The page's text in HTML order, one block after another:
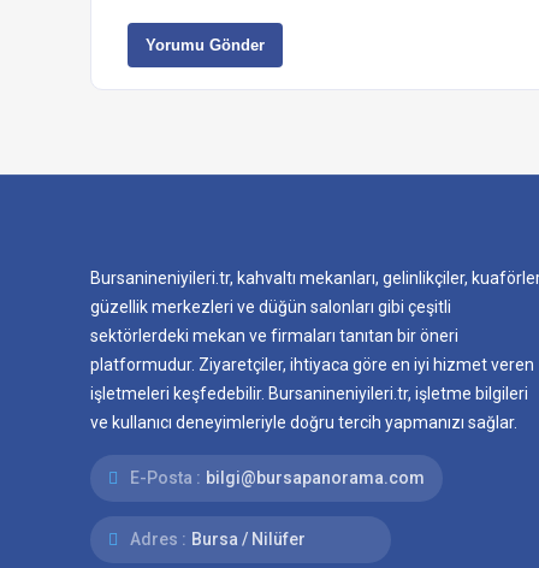
Yorumu Gönder
Bursanineniyileri.tr, kahvaltı mekanları, gelinlikçiler,
güzellik merkezleri ve düğün salonları gibi çeşitli
sektörlerdeki mekan ve firmaları tanıtan bir öneri
platformudur. Ziyaretçiler, ihtiyaca göre en iyi hizmet veren
işletmeleri keşfedebilir. Bursanineniyileri.tr, işletme bilgileri
ve kullanıcı deneyimleriyle doğru tercih yapmanızı sağlar.
E-Posta : bilgi@bursapanorama.com
Adres : Bursa / Nilüfer